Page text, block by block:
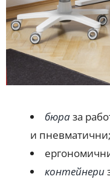
бюраза
и пневматични;
контейнери